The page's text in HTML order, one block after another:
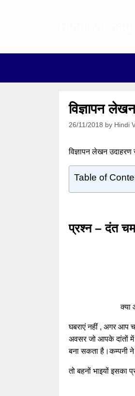
विज्ञापन
26/11/2018 by Hindi
विज्ञापन लेखन
Table of
प्रश्न – दंत
क्या
घबराएं नहीं , अगर आप
अवसर जो आपके दांतों में
बना सकता है।कम्पनी
तो बहनों भाइयों इसका